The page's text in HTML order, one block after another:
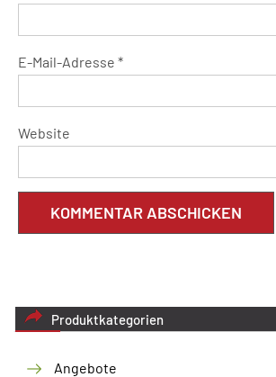
E-Mail-Adresse *
Website
Produktkategorien
Angebote